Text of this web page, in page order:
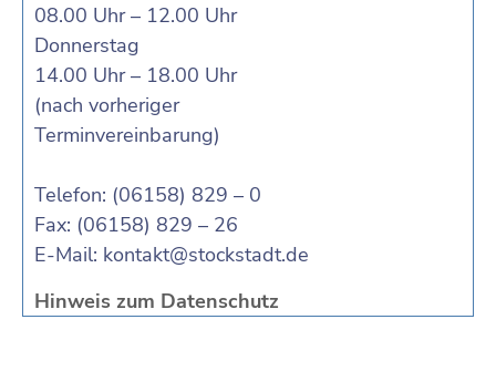
08.00 Uhr – 12.00 Uhr
Donnerstag
14.00 Uhr – 18.00 Uhr
(nach vorheriger
Terminvereinbarung)
Telefon: (06158) 829 – 0
Fax: (06158) 829 – 26
E-Mail: kontakt@stockstadt.de
Hinweis zum Datenschutz